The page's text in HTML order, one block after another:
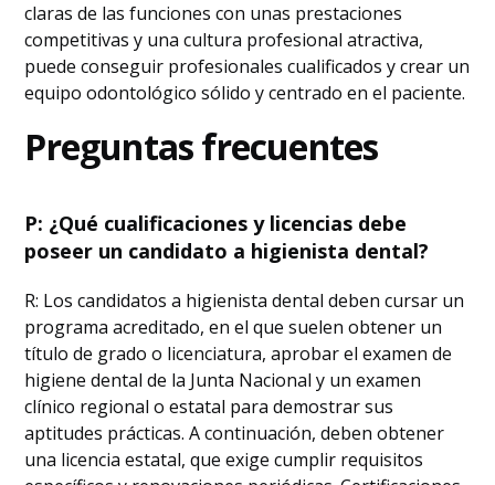
claras de las funciones con unas prestaciones
competitivas y una cultura profesional atractiva,
puede conseguir profesionales cualificados y crear un
equipo odontológico sólido y centrado en el paciente.
Preguntas frecuentes
P: ¿Qué cualificaciones y licencias debe
poseer un candidato a higienista dental?
R: Los candidatos a higienista dental deben cursar un
programa acreditado, en el que suelen obtener un
título de grado o licenciatura, aprobar el examen de
higiene dental de la Junta Nacional y un examen
clínico regional o estatal para demostrar sus
aptitudes prácticas. A continuación, deben obtener
una licencia estatal, que exige cumplir requisitos